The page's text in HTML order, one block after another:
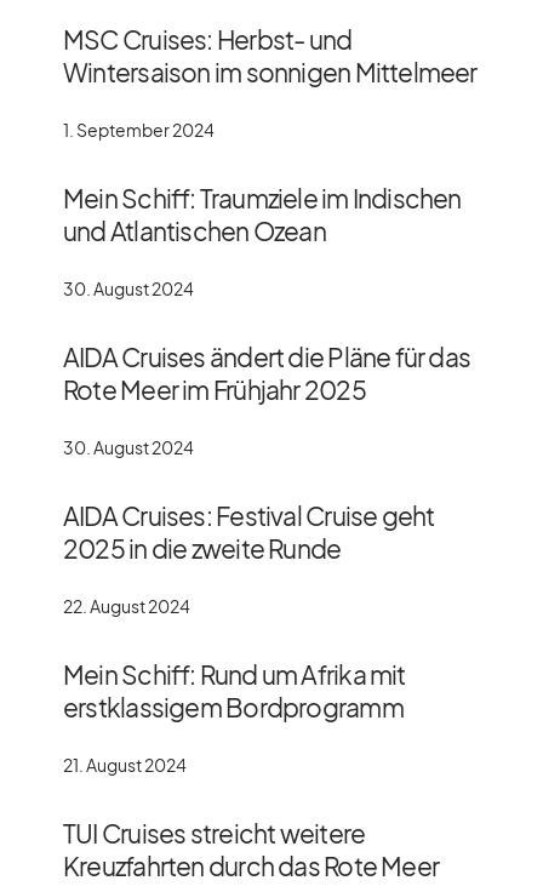
MSC Cruises: Herbst- und
Wintersaison im sonnigen Mittelmeer
1. September 2024
Mein Schiff: Traumziele im Indischen
und Atlantischen Ozean
30. August 2024
AIDA Cruises ändert die Pläne für das
Rote Meer im Frühjahr 2025
30. August 2024
AIDA Cruises: Festival Cruise geht
2025 in die zweite Runde
22. August 2024
Mein Schiff: Rund um Afrika mit
erstklassigem Bordprogramm
21. August 2024
TUI Cruises streicht weitere
Kreuzfahrten durch das Rote Meer